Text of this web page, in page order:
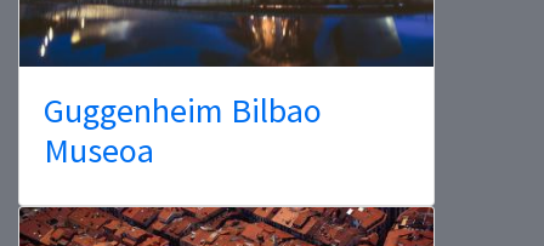
Guggenheim Bilbao
Museoa